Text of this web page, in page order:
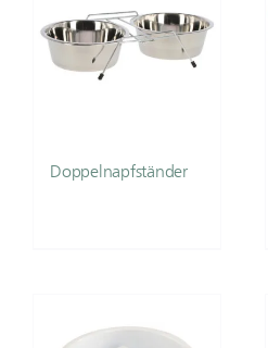
Doppelnapfständer